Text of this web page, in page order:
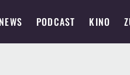
NEWS PODCAST KINO